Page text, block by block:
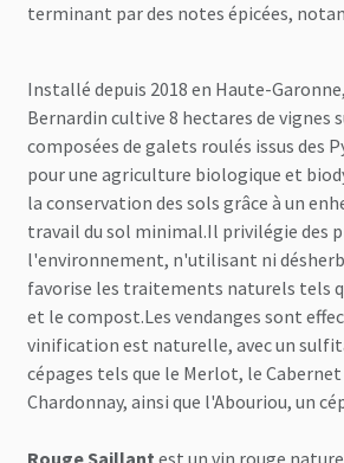
terminant par des notes épicées,
Installé depuis 2018 en Haute-
Bernardin cultive 8 hectares de vignes
composées de galets roulés issus des
pour une agriculture biologique et
la conservation des sols grâce à un
travail du sol minimal.Il privilégie des
l'environnement, n'utilisant ni
favorise les traitements naturels tels
et le compost.Les vendanges sont
vinification est naturelle, avec un
cépages tels que le Merlot, le
Chardonnay, ainsi que l'Abouriou, un